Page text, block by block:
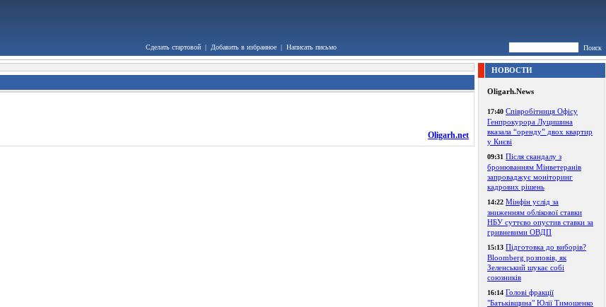
Сделать стартовой | Добавить в избранное | Написать письмо Поиск
Oligarh.net
НОВОСТИ
Oligarh.News
17:40 Співробітниця Офісу
Генпрокурора Луцишина
вказала “оренду” двох квартир
у Києві
09:31 Після скандалу з
бронюванням Мінветеранів
запроваджує моніторинг
кадрових рішень
14:22 Мінфін услід за
зниженням облікової ставки
НБУ суттєво опустив ставки за
гривневими ОВДП
15:13 Підготовка до виборів?
Bloomberg розповів, як
Зеленський шукає собі
союзників
16:14 Голові фракції
"Батьківщина" Юлії Тимошенко